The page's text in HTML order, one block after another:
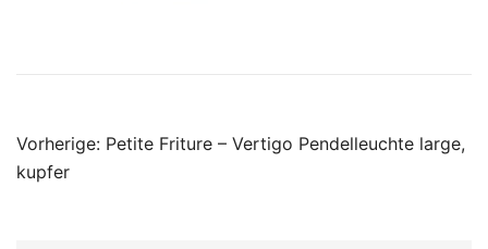
Beitragsnavigation
Vorherige: Petite Friture – Vertigo Pendelleuchte large,
kupfer